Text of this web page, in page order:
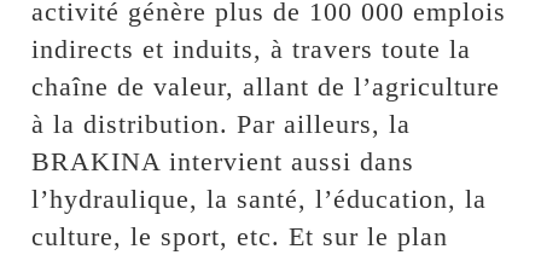
activité génère plus de 100 000 emplois
indirects et induits, à travers toute la
chaîne de valeur, allant de l’agriculture
à la distribution. Par ailleurs, la
BRAKINA intervient aussi dans
l’hydraulique, la santé, l’éducation, la
culture, le sport, etc. Et sur le plan